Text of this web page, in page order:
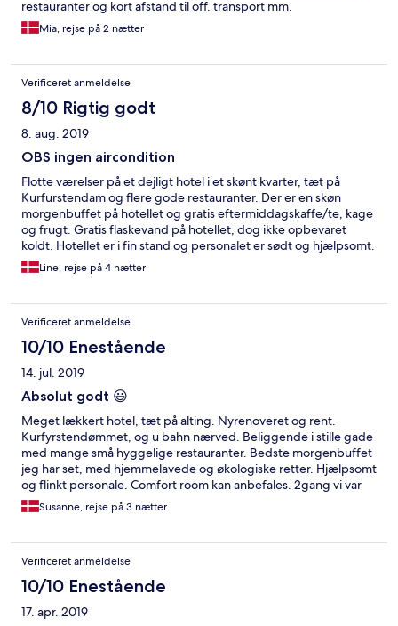
restauranter og kort afstand til off. transport mm.
Mia, rejse på 2 nætter
Verificeret anmeldelse
8/10 Rigtig godt
8. aug. 2019
OBS ingen aircondition
Flotte værelser på et dejligt hotel i et skønt kvarter, tæt på
Kurfurstendam og flere gode restauranter. Der er en skøn
morgenbuffet på hotellet og gratis eftermiddagskaffe/te, kage
og frugt. Gratis flaskevand på hotellet, dog ikke opbevaret
koldt. Hotellet er i fin stand og personalet er sødt og hjælpsomt.
Et par store minusser er dog, at der ikke er aircondition på
hotellet og ej heller køleskab/minibar på værelset. Begge dele
sengen som var opstillet på værelset var også rigtig dårlig, det
var som at ligge på beton. Men helhedsoplevelsen var god; var
der aircondition kunne vi godt finde på at komme igen.
Line, rejse på 4 nætter
Verificeret anmeldelse
10/10 Enestående
14. jul. 2019
Absolut godt 😃
Meget lækkert hotel, tæt på alting. Nyrenoveret og rent.
Kurfyrstendømmet, og u bahn nærved. Beliggende i stille gade
med mange små hyggelige restauranter. Bedste morgenbuffet
jeg har set, med hjemmelavede og økologiske retter. Hjælpsomt
og flinkt personale. Comfort room kan anbefales. 2gang vi var
der, og kommer helt sikkert igen.
Susanne, rejse på 3 nætter
Verificeret anmeldelse
10/10 Enestående
17. apr. 2019